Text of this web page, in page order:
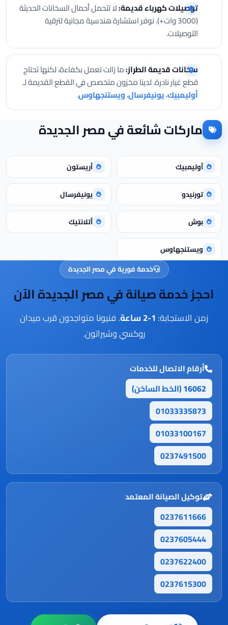
توصيلات كهرباء قديمة:لا تتحمل أحمال السخانات الحديثة
(3000 وات+). نوفر استشارة هندسية مجانية لترقية
التوصيلات.
سخانات قديمة الطراز:ما زالت تعمل بكفاءة، لكنها تحتاج
قطع غيار نادرة. لدينا مخزون متخصص في القطع القديمة لـ
أوليمبيك،يونيفرسال،ويستنجهاوس.
ماركات شائعة في مصر الجديدة
أوليمبيك أريستون
تورنيدو يونيفرسال
بوش أتلانتيك
ويستنجهاوس
خدمة فورية في مصر الجديدة
احجز خدمة صيانة في مصر الجديدة الآن
زمن الاستجابة: 1-2 ساعة
. فنيونا متواجدون قرب ميدان
روكسي وشيراتون.
أرقام الاتصال للخدمات
16062(الخط الساخن)
01033335873
01033100167
0237491500
توكيل الصيانة المعتمد
0237611666
0237605444
0237622400
0237615300